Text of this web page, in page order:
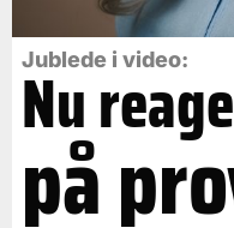
Jublede i video:
Nu
på